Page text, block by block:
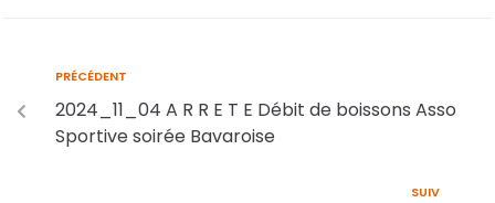
PRÉCÉDENT
2024_11_04 A R R E T E Débit de boissons Asso
Sportive soirée Bavaroise
SUIV